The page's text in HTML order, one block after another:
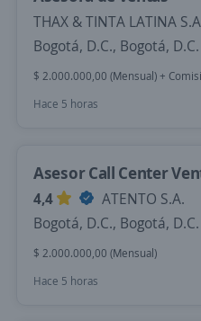
THAX & TINTA LATINA
Bogotá, D.C., Bogotá, D.C.
$ 2.000.000,00 (Mensual) +
Hace 5 horas
Asesor Call Center
4,4
ATENTO S.A.
Bogotá, D.C., Bogotá, D.C.
$ 2.000.000,00 (Mensual)
Hace 5 horas